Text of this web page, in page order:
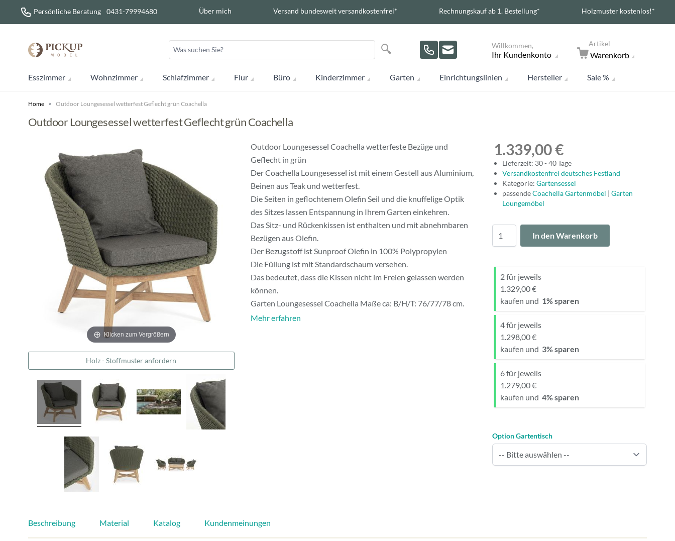
Direkt zum Inhalt
Persönliche Beratung 0431-79994680 Über mich Versand bundesweit versandkostenfrei* Rechnungskauf ab 1. Bestellung* Holzmuster kostenlos!*
Suche
Suche Willkommen,
Ihr Kundenkonto
Artikel
Warenkorb
Esszimmer Wohnzimmer Schlafzimmer Flur Büro Kinderzimmer Garten Einrichtungslinien Hersteller Sale %
Home > Outdoor Loungesessel wetterfest Geflecht grün Coachella
Outdoor Loungesessel wetterfest Geflecht grün Coachella
Klicken zum Vergrößern
Holz - Stoffmuster anfordern
Outdoor Loungesessel Coachella wetterfeste Bezüge und
Geflecht in grün
Der Coachella Loungesessel ist mit einem Gestell aus Aluminium,
Beinen aus Teak und wetterfest.
Die Seiten in geflochtenem Olefin Seil und die knuffelige Optik
des Sitzes lassen Entspannung in Ihrem Garten einkehren.
Das Sitz- und Rückenkissen ist enthalten und mit abnehmbaren
Bezügen aus Olefin.
Der Bezugstoff ist Sunproof Olefin in 100% Polypropylen
Die Füllung ist mit Standardschaum versehen.
Das bedeutet, dass die Kissen nicht im Freien gelassen werden
können.
Garten Loungesessel Coachella Maße ca: B/H/T: 76/77/78 cm.
Mehr erfahren
1.339,00 €
Lieferzeit: 30 - 40 Tage
Versandkostenfrei deutsches Festland
Kategorie: Gartensessel
passendeCoachella Gartenmöbel | Garten
Loungemöbel
In den Warenkorb
2 für jeweils
1.329,00 €
kaufen und 1% sparen
4 für jeweils
1.298,00 €
kaufen und 3% sparen
6 für jeweils
1.279,00 €
kaufen und 4% sparen
Option Gartentisch
Beschreibung Material Katalog Kundenmeinungen